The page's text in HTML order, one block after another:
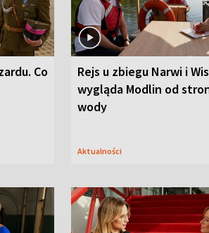
Co
Rejs u zbiegu Narwi i
wygląda Modlin od
wody
Aktualności